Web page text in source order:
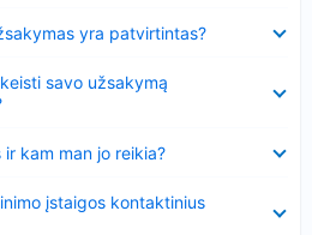
yra patvirtintas?
savo užsakymą
kam man jo reikia?
įstaigos kontaktinius